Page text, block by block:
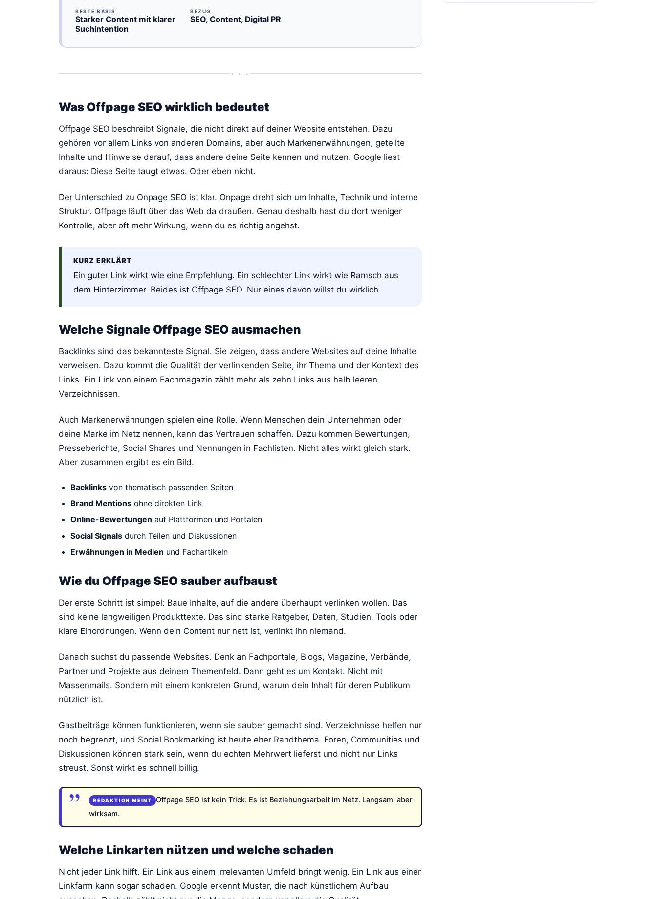
BESTE BASIS
Starker Content mit klarer
Suchintention
BEZUG
SEO, Content, Digital PR
• • •
Was Offpage SEO wirklich bedeutet
Offpage SEO beschreibt Signale, die nicht direkt auf deiner Website entstehen. Dazu
gehören vor allem Links von anderen Domains, aber auch Markenerwähnungen, geteilte
Inhalte und Hinweise darauf, dass andere deine Seite kennen und nutzen. Google liest
daraus: Diese Seite taugt etwas. Oder eben nicht.
Der Unterschied zu Onpage SEO ist klar. Onpage dreht sich um Inhalte, Technik und interne
Struktur. Offpage läuft über das Web da draußen. Genau deshalb hast du dort weniger
Kontrolle, aber oft mehr Wirkung, wenn du es richtig angehst.
KURZ ERKLÄRT
Ein guter Link wirkt wie eine Empfehlung. Ein schlechter Link wirkt wie Ramsch aus
dem Hinterzimmer. Beides ist Offpage SEO. Nur eines davon willst du wirklich.
Welche Signale Offpage SEO ausmachen
Backlinks sind das bekannteste Signal. Sie zeigen, dass andere Websites auf deine Inhalte
verweisen. Dazu kommt die Qualität der verlinkenden Seite, ihr Thema und der Kontext des
Links. Ein Link von einem Fachmagazin zählt mehr als zehn Links aus halb leeren
Verzeichnissen.
Auch Markenerwähnungen spielen eine Rolle. Wenn Menschen dein Unternehmen oder
deine Marke im Netz nennen, kann das Vertrauen schaffen. Dazu kommen Bewertungen,
Presseberichte, Social Shares und Nennungen in Fachlisten. Nicht alles wirkt gleich stark.
Aber zusammen ergibt es ein Bild.
Backlinks von thematisch passenden Seiten
Brand Mentions ohne direkten Link
Online-Bewertungen auf Plattformen und Portalen
Social Signals durch Teilen und Diskussionen
Erwähnungen in Medien und Fachartikeln
Wie du Offpage SEO sauber aufbaust
Der erste Schritt ist simpel: Baue Inhalte, auf die andere überhaupt verlinken wollen. Das
sind keine langweiligen Produkttexte. Das sind starke Ratgeber, Daten, Studien, Tools oder
klare Einordnungen. Wenn dein Content nur nett ist, verlinkt ihn niemand.
Danach suchst du passende Websites. Denk an Fachportale, Blogs, Magazine, Verbände,
Partner und Projekte aus deinem Themenfeld. Dann geht es um Kontakt. Nicht mit
Massenmails. Sondern mit einem konkreten Grund, warum dein Inhalt für deren Publikum
nützlich ist.
Gastbeiträge können funktionieren, wenn sie sauber gemacht sind. Verzeichnisse helfen nur
noch begrenzt, und Social Bookmarking ist heute eher Randthema. Foren, Communities und
Diskussionen können stark sein, wenn du echten Mehrwert lieferst und nicht nur Links
streust. Sonst wirkt es schnell billig.
Offpage SEO ist kein Trick. Es ist Beziehungsarbeit im Netz. Langsam, aber
wirksam.
Welche Linkarten nützen und welche schaden
Nicht jeder Link hilft. Ein Link aus einem irrelevanten Umfeld bringt wenig. Ein Link aus einer
Linkfarm kann sogar schaden. Google erkennt Muster, die nach künstlichem Aufbau